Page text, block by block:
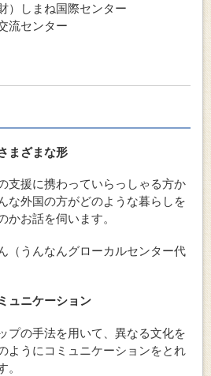
）しまね国際センター
流センター
まざまな形
支援に携わっていらっしゃる方か
な外国の方がどのような暮らしを
かお話を伺います。
（うんなんグローカルセンター代
ュニケーション
プの手法を用いて、異なる文化を
ようにコミュニケーションをとれ
。